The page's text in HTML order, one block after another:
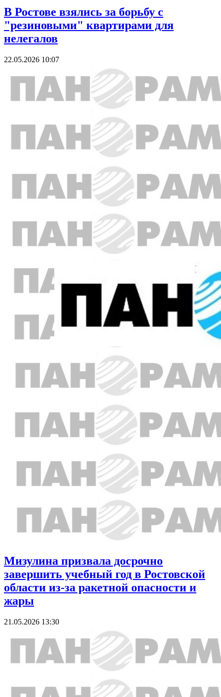
В Ростове взялись за борьбу с
"резиновыми" квартирами для
нелегалов
22.05.2026 10:07
Мизулина призвала досрочно
завершить учебный год в Ростовской
области из-за ракетной опасности и
жары
21.05.2026 13:30